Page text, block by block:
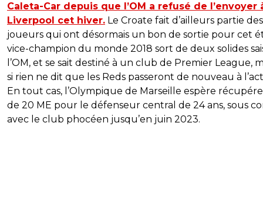
Caleta-Car depuis que l’OM a refusé de l’envoyer
Liverpool cet hiver. Le Croate fait d’ailleurs partie des
joueurs qui ont désormais un bon de sortie pour cet
vice-champion du monde 2018 sort de deux solides
l’OM, et se sait destiné à un club de Premier League,
si rien ne dit que les Reds passeront de nouveau à
En tout cas, l’Olympique de Marseille espère
de 20 ME pour le défenseur central de 24 ans, sous
avec le club phocéen jusqu’en juin 2023.